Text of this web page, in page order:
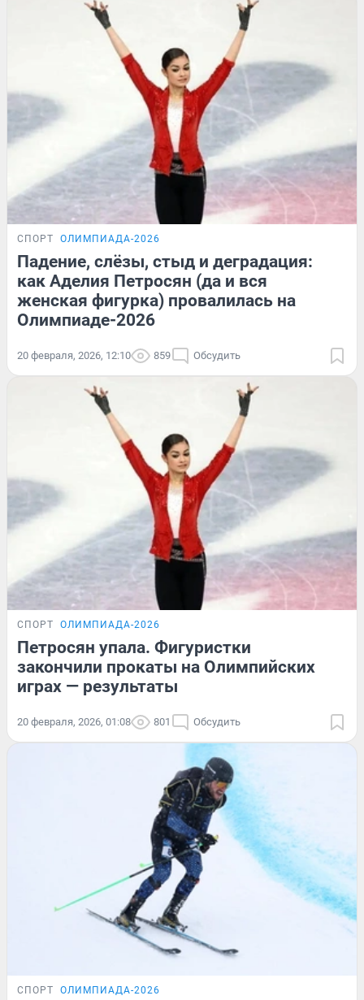
СПОРТ ОЛИМПИАДА-2026
Падение, слёзы, стыд и деградация:
как Аделия Петросян (да и вся
женская фигурка) провалилась на
Олимпиаде-2026
20 февраля, 2026, 12:10 859 Обсудить
СПОРТ ОЛИМПИАДА-2026
Петросян упала. Фигуристки
закончили прокаты на Олимпийских
играх — результаты
20 февраля, 2026, 01:08 801 Обсудить
СПОРТ ОЛИМПИАДА-2026